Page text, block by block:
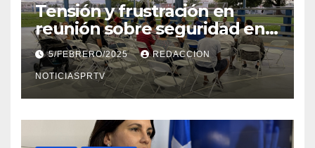
Tensión y frustración en
reunión sobre seguridad en
Reparto Metropolitano
5/FEBRERO/2025 REDACCION
NOTICIASPRTV